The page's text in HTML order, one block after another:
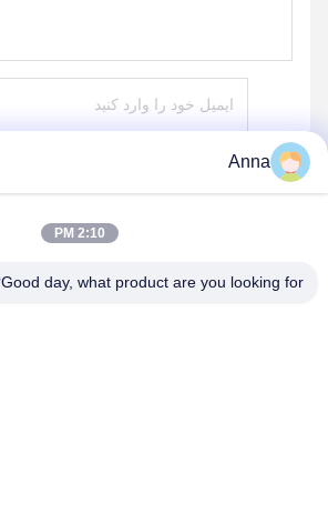
Anna
2:10 PM
Good day, what product are you looking for?